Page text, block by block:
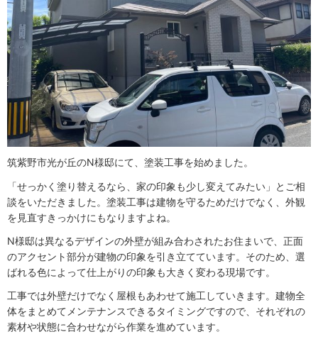
筑紫野市光が丘のN様邸にて、塗装工事を始めました。
「せっかく塗り替えるなら、家の印象も少し変えてみたい」とご相
談をいただきました。塗装工事は建物を守るためだけでなく、外観
を見直すきっかけにもなりますよね。
N様邸は異なるデザインの外壁が組み合わされたお住まいで、正面
のアクセント部分が建物の印象を引き立てています。そのため、選
ばれる色によって仕上がりの印象も大きく変わる現場です。
工事では外壁だけでなく屋根もあわせて施工していきます。建物全
体をまとめてメンテナンスできるタイミングですので、それぞれの
素材や状態に合わせながら作業を進めています。